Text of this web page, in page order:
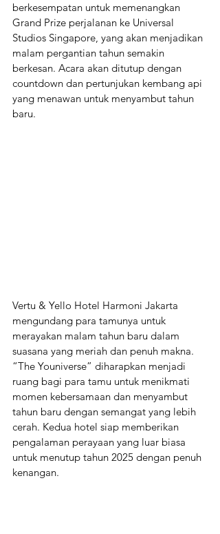
berkesempatan untuk memenangkan
Grand Prize perjalanan ke Universal
Studios Singapore, yang akan menjadikan
malam pergantian tahun semakin
berkesan. Acara akan ditutup dengan
countdown dan pertunjukan kembang api
yang menawan untuk menyambut tahun
baru.
Vertu & Yello Hotel Harmoni Jakarta
mengundang para tamunya untuk
merayakan malam tahun baru dalam
suasana yang meriah dan penuh makna.
“The Youniverse” diharapkan menjadi
ruang bagi para tamu untuk menikmati
momen kebersamaan dan menyambut
tahun baru dengan semangat yang lebih
cerah. Kedua hotel siap memberikan
pengalaman perayaan yang luar biasa
untuk menutup tahun 2025 dengan penuh
kenangan.